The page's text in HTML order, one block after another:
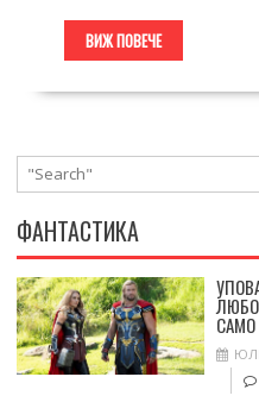
ВИЖ ПОВЕЧЕ
ФАНТАСТИКА
САМО